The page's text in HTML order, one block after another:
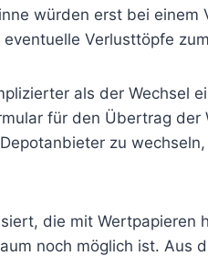
würden erst bei
Verlusttöpfe
als der Wechsel
für den Übertrag
zu
die mit
noch möglich ist. Aus